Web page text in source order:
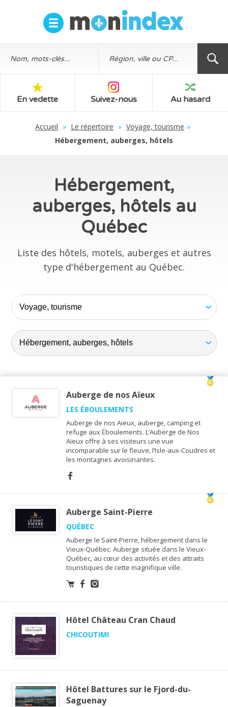
En vedette Suivez-nous Au hasard
Accueil » Le répertoire » Voyage, tourisme »
Hébergement, auberges, hôtels
Hébergement,
auberges, hôtels au
Québec
Liste des hôtels, motels, auberges et autres
type d'hébergement au Québec.
Auberge de nos Aïeux
LES ÉBOULEMENTS
Auberge de nos Aïeux, auberge, camping et
refuge aux Éboulements. L’Auberge de Nos
Aïeux offre à ses visiteurs une vue
incomparable sur le fleuve, l’Isle-aux-Coudres et
les montagnes avoisinantes.
Auberge Saint-Pierre
QUÉBEC
Auberge le Saint-Pierre, hébergement dans le
Vieux-Québec. Auberge située dans le Vieux-
Québec, au cœur des activités et des attraits
touristiques de cette magnifique ville.
Hôtel Château Cran Chaud
CHICOUTIMI
Hôtel Battures sur le Fjord-du-
Saguenay